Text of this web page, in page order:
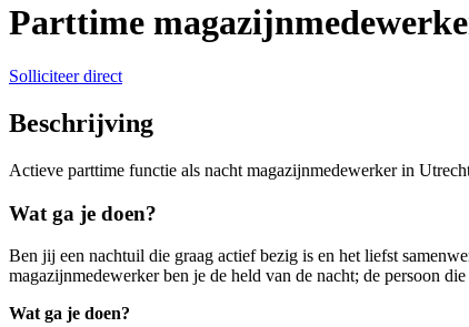
Parttime
Solliciteer direct
Beschrijving
Actieve parttime functie als nacht magazijnmedewerker in
Wat ga je doen?
Ben jij een nachtuil die graag actief bezig is en het liefst
magazijnmedewerker ben je de held van de nacht; de persoon
Wat ga je doen?